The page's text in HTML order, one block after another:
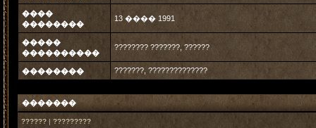
����
��������
13 ���� 1991
�����
����������
???????? ???????, ??????
�������� ???????, ??????????????
�������
?????? | ?????????